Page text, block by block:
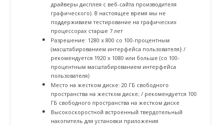
драйверы дисплея с веб-сайта производителя
графического). В настоящее время мы не
поддерживаем тестирование на графических
процессорах старше 7 лет
Разрешение: 1280 x 800 со 100-процентным
(масштабированием интерфейса пользователя} /
рекомендуется 1920 x 1080 или больше (со 100-
процентным масштабированием интерфейса
пользователя)
Место на жестком диске: 20 ГБ свободного
пространства на жестком диске; / рекомендуется 100
ГБ свободного пространства на жестком диске
Высокоскоростной встроенный твердотельный
накопитель для установки приложения